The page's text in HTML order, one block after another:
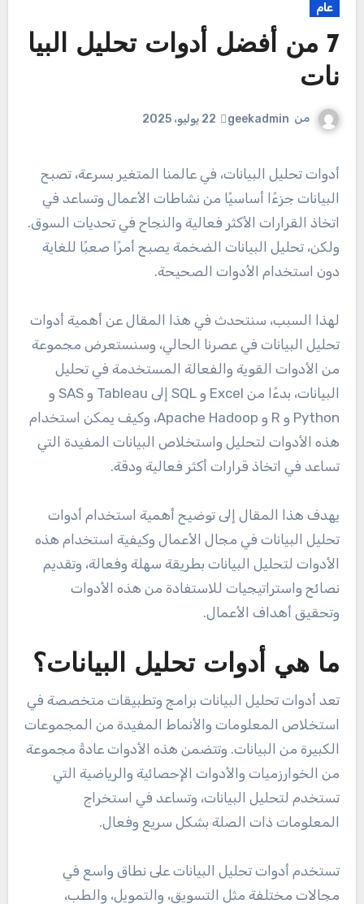
عام
7 من أفضل أدوات تحليل البيا
نات
من geekadmin 22 يوليو، 2025
أدوات تحليل البيانات، في عالمنا المتغير بسرعة، تصبح
البيانات جزءًا أساسيًا من نشاطات الأعمال وتساعد في
اتخاذ القرارات الأكثر فعالية والنجاح في تحديات السوق.
ولكن، تحليل البيانات الضخمة يصبح أمرًا صعبًا للغاية
دون استخدام الأدوات الصحيحة.
لهذا السبب، سنتحدث في هذا المقال عن أهمية أدوات
تحليل البيانات في عصرنا الحالي، وسنستعرض مجموعة
من الأدوات القوية والفعالة المستخدمة في تحليل
البيانات، بدءًا من Excel و SQL إلى Tableau و SAS و
Python و R و Apache Hadoop، وكيف يمكن استخدام
هذه الأدوات لتحليل واستخلاص البيانات المفيدة التي
تساعد في اتخاذ قرارات أكثر فعالية ودقة.
يهدف هذا المقال إلى توضيح أهمية استخدام أدوات
تحليل البيانات في مجال الأعمال وكيفية استخدام هذه
الأدوات لتحليل البيانات بطريقة سهلة وفعالة، وتقديم
نصائح واستراتيجيات للاستفادة من هذه الأدوات
وتحقيق أهداف الأعمال.
ما هي أدوات تحليل البيانات؟
تعد أدوات تحليل البيانات برامج وتطبيقات متخصصة في
استخلاص المعلومات والأنماط المفيدة من المجموعات
الكبيرة من البيانات. وتتضمن هذه الأدوات عادةً مجموعة
من الخوارزميات والأدوات الإحصائية والرياضية التي
تستخدم لتحليل البيانات، وتساعد في استخراج
المعلومات ذات الصلة بشكل سريع وفعال.
تستخدم أدوات تحليل البيانات على نطاق واسع في
مجالات مختلفة مثل التسويق، والتمويل، والطب،